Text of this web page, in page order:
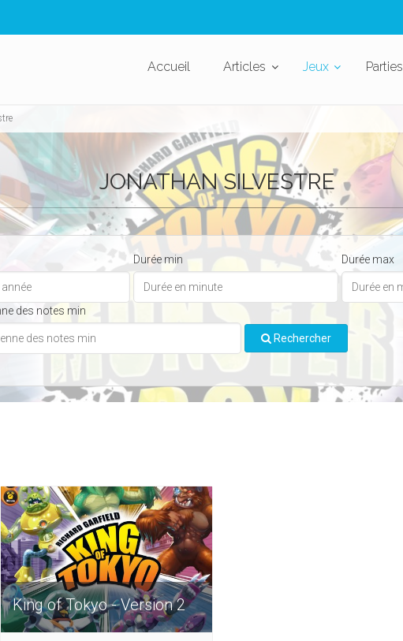
Accueil Articles Jeux Parties
JONATHAN SILVESTRE
Durée min Durée max
des notes min
Rechercher
King of Tokyo - Version 2